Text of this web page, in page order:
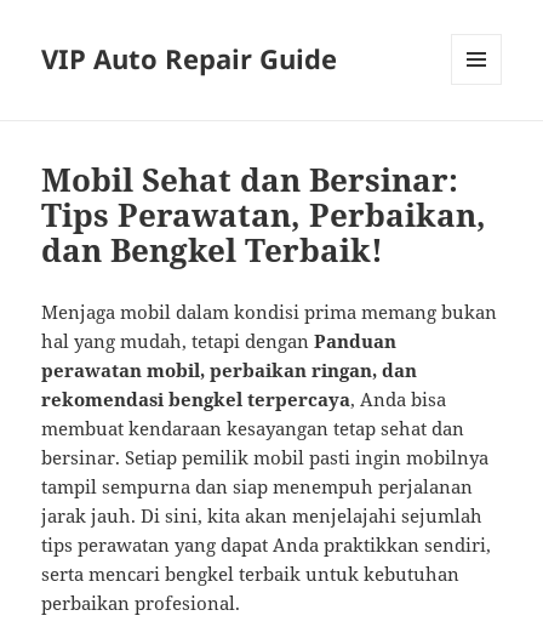
VIP Auto Repair Guide
Mobil Sehat dan Bersinar:
Tips Perawatan, Perbaikan,
dan Bengkel Terbaik!
Menjaga mobil dalam kondisi prima memang bukan
hal yang mudah, tetapi denganPanduan
perawatan mobil, perbaikan ringan, dan
rekomendasi bengkel terpercaya, Anda bisa
membuat kendaraan kesayangan tetap sehat dan
bersinar. Setiap pemilik mobil pasti ingin mobilnya
tampil sempurna dan siap menempuh perjalanan
jarak jauh. Di sini, kita akan menjelajahi sejumlah
tips perawatan yang dapat Anda praktikkan sendiri,
serta mencari bengkel terbaik untuk kebutuhan
perbaikan profesional.